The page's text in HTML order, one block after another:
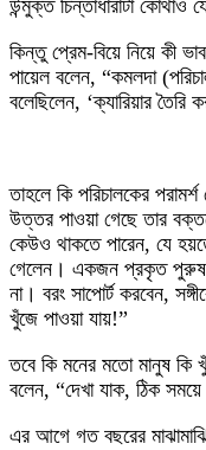
উন্মুক্ত চিন্তাধারাটা কোথাও
কিন্তু প্রেম-বিয়ে নিয়ে কী
পায়েল বলেন, “কমলদা
বলেছিলেন, ‘ক্যারিয়ার তৈরি
তাহলে কি পরিচালকের
উত্তর পাওয়া গেছে তার
কেউও থাকতে পারেন, যে
গেলেন। একজন প্রকৃত পুরুষ
না। বরং সাপোর্ট করবেন,
খুঁজে পাওয়া যায়!”
তবে কি মনের মতো মানুষ কি
বলেন, “দেখা যাক, ঠিক
এর আগে গত বছরের